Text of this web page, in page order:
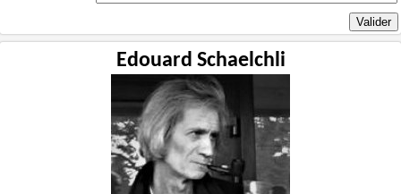
Edouard Schaelchli